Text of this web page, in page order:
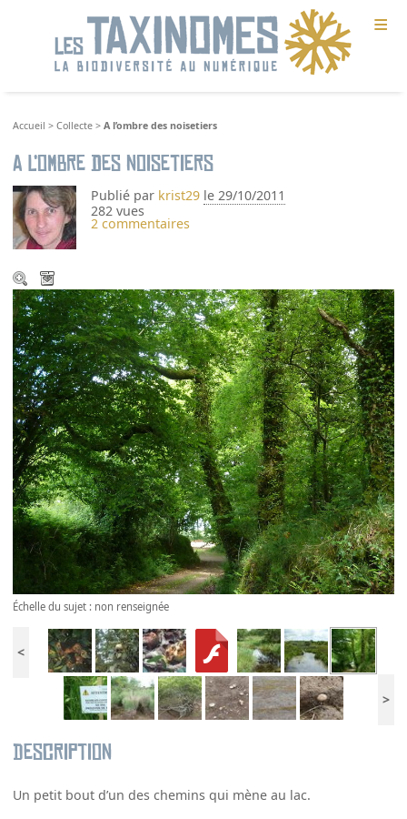
≡
Accueil >Collecte >A l’ombre des noisetiers
A l’ombre des noisetiers
Publié par krist29 le 29/10/2011
282 vues
2 commentaires
Échelle du sujet : non renseignée
<
>
Description
Un petit bout d’un des chemins qui mène au lac.